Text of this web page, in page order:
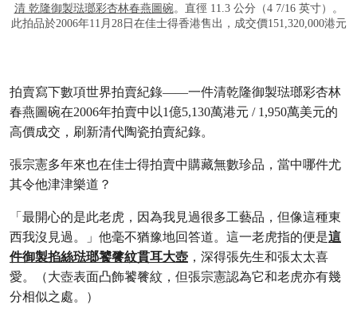
清 乾隆御製琺瑯彩杏林春燕圖碗。直徑 11.3 公分（4 7/16 英寸）。
此拍品於2006年11月28日在佳士得香港售出，成交價151,320,000港元
拍賣寫下數項世界拍賣紀錄——一件清乾隆御製琺瑯彩杏林
春燕圖碗在2006年拍賣中以1億5,130萬港元 / 1,950萬美元的
高價成交，刷新清代陶瓷拍賣紀錄。
張宗憲多年來也在佳士得拍賣中購藏無數珍品，當中哪件尤
其令他津津樂道？
「最開心的是此老虎，因為我見過很多工藝品，但像這種東
西我沒見過。」他毫不猶豫地回答道。這一老虎指的便是這
件御製掐絲琺瑯饕餮紋貫耳大壺 ，深得張先生和張太太喜
愛。（大壺表面凸飾饕餮紋，但張宗憲認為它和老虎亦有幾
分相似之處。）